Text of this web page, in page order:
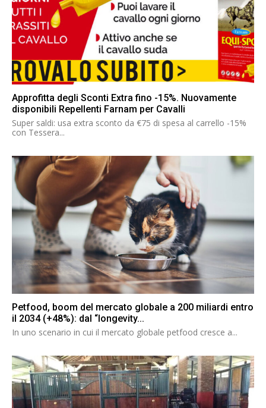
Approfitta degli Sconti Extra fino -15%. Nuovamente
disponibili Repellenti Farnam per Cavalli
Super saldi: usa extra sconto da €75 di spesa al carrello -15%
con Tessera...
Petfood, boom del mercato globale a 200 miliardi entro
il 2034 (+48%): dal “longevity...
In uno scenario in cui il mercato globale petfood cresce a...